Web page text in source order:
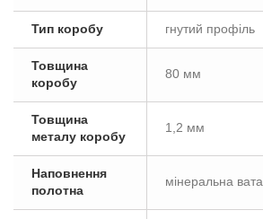
Тип коробу гнутий профіль
Товщина
коробу
80 мм
Товщина
металу коробу
1,2 мм
Наповнення
полотна
мінеральна вата